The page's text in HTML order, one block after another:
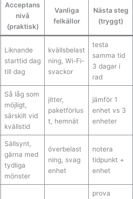
Acceptans
nivå
(praktisk)
Vanliga
felkällor
Nästa steg
(tryggt)
Liknande
starttid dag
till dag
kvällsbelast
ning, Wi-Fi-
svackor
testa
samma tid
3 dagar i
rad
Så låg som
möjligt,
särskilt vid
kvällstid
jitter,
paketförlus
t, hemnät
jämför 1
enhet vs 3
enheter
Sällsynt,
gärna med
tydliga
mönster
överbelast
ning, svag
enhet
notera
tidpunkt +
enhet
prova